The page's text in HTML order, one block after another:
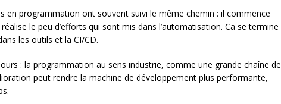
en programmation ont souvent suivi le même chemin : il commence
le peu d’efforts qui sont mis dans l’automatisation. Ca se termine
les outils et la CI/CD.
: la programmation au sens industrie, comme une grande chaîne de
peut rendre la machine de développement plus performante,